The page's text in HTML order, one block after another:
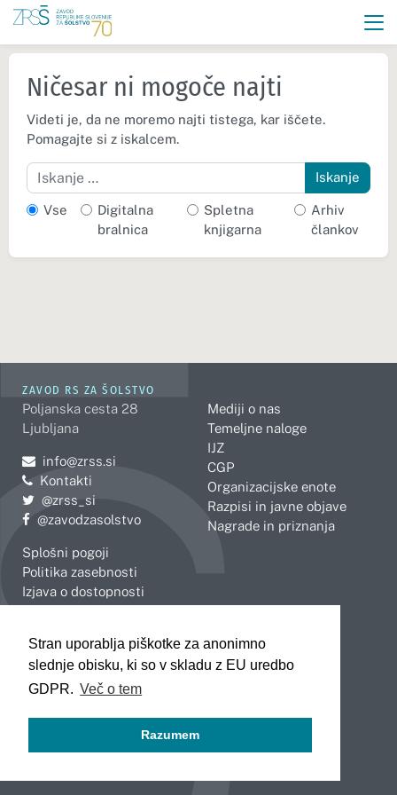
Stran uporablja piškotke za anonimno
slednje obisku, ki so v skladu z EU uredbo
GDPR. Več o tem
Razumem
Ničesar ni mogoče najti
Videti je, da ne moremo najti tistega, kar iščete.
Pomagajte si z iskalcem.
Iskanje
Vse
Digitalna
bralnica
Spletna
knjigarna
Arhiv
člankov
ZAVOD RS ZA ŠOLSTVO
Poljanska cesta 28
Ljubljana
Pošljite e-mail na
info@zrss.si
Kontakti
Pojdite na Twitter:
@zrss_si
Pojdite na Facebook:
@zavodzasolstvo
Splošni pogoji
Politika zasebnosti
Izjava o dostopnosti
Mediji o nas
Temeljne naloge
IJZ
CGP
Organizacijske enote
Razpisi in javne objave
Nagrade in priznanja
Celje
Koper
Kranj
Novo mesto
Slovenj Gradec